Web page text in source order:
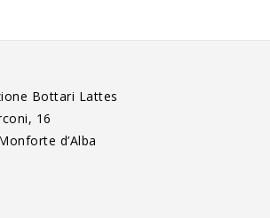
Bottari Lattes
16
d’Alba